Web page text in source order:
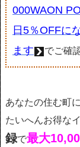
000WAON
日5％OFFに
ます
でご確
あなたの住む町
たいへんお得な
録で最大